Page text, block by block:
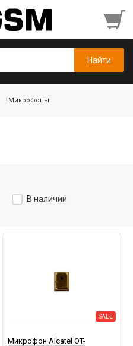
Микрофоны
В наличии
SALE
Микрофон Alcatel OT-